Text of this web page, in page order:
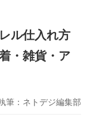
れサイト
スツール
準備
ル仕入れ方
・雑貨・ア
筆： ネトデジ編集部